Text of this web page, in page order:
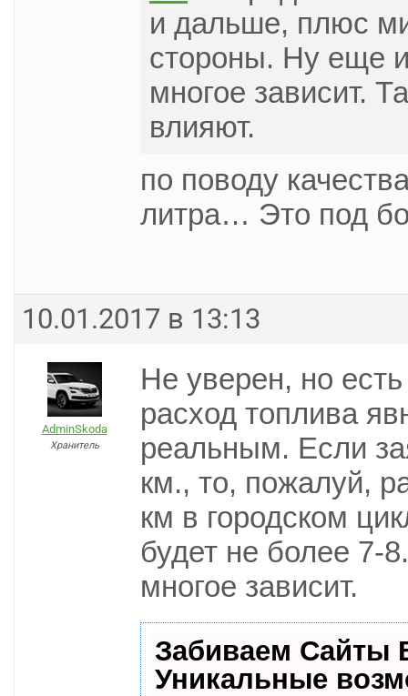
и дальше, плюс
стороны. Ну еще
многое зависит.
влияют.
по поводу
литра… Это под
10.01.2017 в 13:13
AdminSkoda
Хранитель
Не уверен, но
расход топлива
реальным. Если
км., то, пожалуй,
км в городском
будет не более 7-
многое зависит.
Забиваем
Уникальные